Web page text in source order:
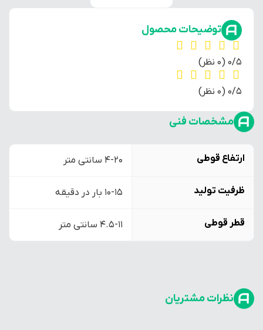
توضیحات محصول
‫0/5 ‫(0 نظر)
‫0/5 ‫(0 نظر)
مشخصات فنی
ارتفاع قوطی 4-20 سانتی متر
ظرفیت تولید 10-15 بار در دقیقه
قطر قوطی 4.5-11 سانتی متر
نظرات مشتریان